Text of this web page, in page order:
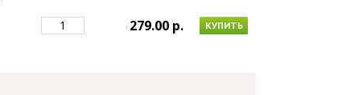
279.00 p. КУПИТЬ